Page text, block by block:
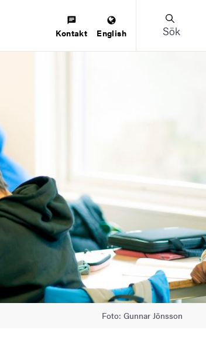
Kontakt English Sök
Foto: Gunnar Jönsson